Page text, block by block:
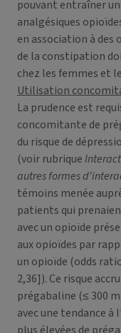
pouvant entraîner
analgésiques
en association à des
de la constipation
chez les femmes et
Utilisation
La prudence est
concomitante de
du risque de
(voir rubrique
autres formes
témoins menée
patients qui
avec un opioïde
aux opioïdes par
un opioïde (odds
2,36]). Ce risque
prégabaline (≤ 300
avec une tendance à